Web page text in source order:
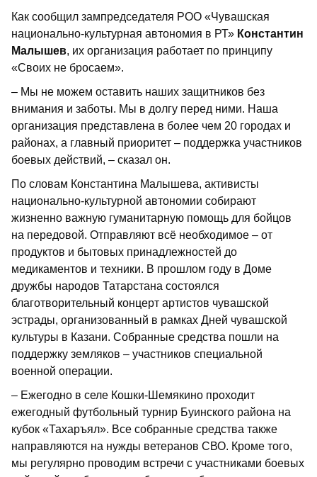
Как сообщил зампредседателя РОО «Чувашская
национально-культурная автономия в РТ» Константин
Малышев, их организация работает по принципу
«Своих не бросаем».
– Мы не можем оставить наших защитников без
внимания и заботы. Мы в долгу перед ними. Наша
организация представлена в более чем 20 городах и
районах, а главный приоритет – поддержка участников
боевых действий, – сказал он.
По словам Константина Малышева, активисты
национально-культурной автономии собирают
жизненно важную гуманитарную помощь для бойцов
на передовой. Отправляют всё необходимое – от
продуктов и бытовых принадлежностей до
медикаментов и техники. В прошлом году в Доме
дружбы народов Татарстана состоялся
благотворительный концерт артистов чувашской
эстрады, организованный в рамках Дней чувашской
культуры в Казани. Собранные средства пошли на
поддержку земляков – участников специальной
военной операции.
– Ежегодно в селе Кошки-Шемякино проходит
ежегодный футбольный турнир Буинского района на
кубок «Тахаръял». Все собранные средства также
направляются на нужды ветеранов СВО. Кроме того,
мы регулярно проводим встречи с участниками боевых